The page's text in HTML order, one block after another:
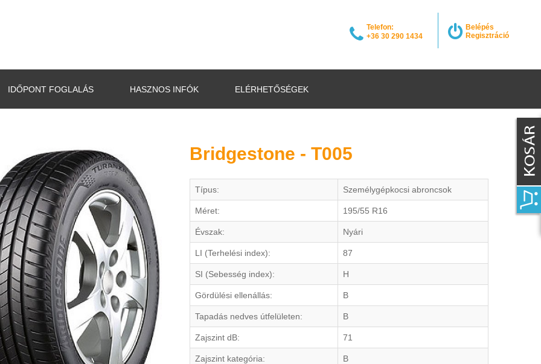
Belépés
Regisztráció
Telefon:
+36 30 290 1434
IDŐPONT FOGLALÁS HASZNOS INFÓK ELÉRHETŐSÉGEK
Bridgestone - T005
Típus: Személygépkocsi abroncsok
Méret: 195/55 R16
Évszak: Nyári
LI (Terhelési index): 87
SI (Sebesség index): H
Gördülési ellenállás: B
Tapadás nedves útfelületen: B
Zajszint dB: 71
Zajszint kategória: B